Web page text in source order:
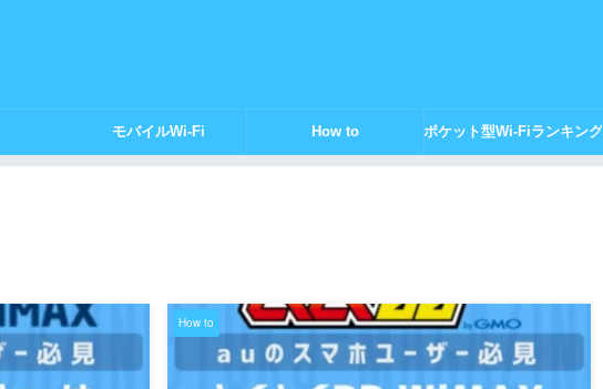
モバイルWi-Fi How to ポケット型Wi-Fiランキング
How to